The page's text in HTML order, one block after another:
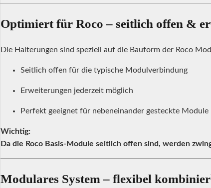
Optimiert für Roco – seitlich offen &
Die Halterungen sind speziell auf die Bauform der Roco
Seitlich offen für die typische Modulverbindung
Erweiterungen jederzeit möglich
Perfekt geeignet für nebeneinander gesteckte Module
Wichtig:
Da die Roco Basis-Module seitlich offen sind, werden
Modulares System – flexibel